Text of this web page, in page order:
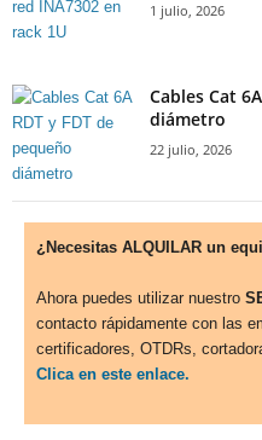
1 julio, 2026
Cables Cat
diámetro
22 julio, 2026
¿Necesitas ALQUILAR un
Ahora puedes utilizar nuestro
contacto rápidamente con las
certificadores, OTDRs,
Clica en este enlace.